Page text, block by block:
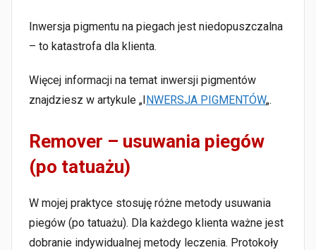
Inwersja pigmentu na piegach jest niedopuszczalna
– to katastrofa dla klienta.
Więcej informacji na temat inwersji pigmentów
znajdziesz w artykule „I NWERSJA PIGMENTÓW„.
Remover – usuwania piegów
(po tatuażu)
W mojej praktyce stosuję różne metody usuwania
piegów (po tatuażu). Dla każdego klienta ważne jest
dobranie indywidualnej metody leczenia. Protokoły